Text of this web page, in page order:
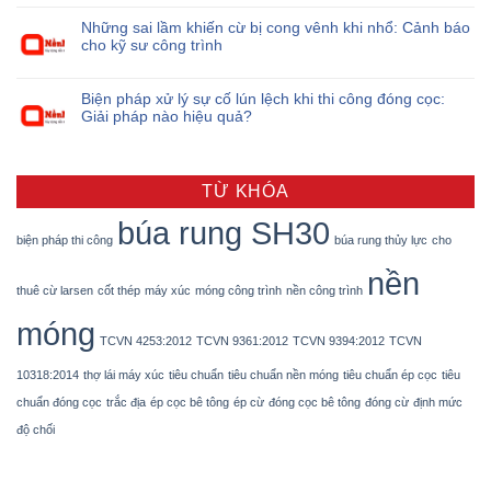
Những sai lầm khiến cừ bị cong vênh khi nhổ: Cảnh báo
cho kỹ sư công trình
Biện pháp xử lý sự cố lún lệch khi thi công đóng cọc:
Giải pháp nào hiệu quả?
TỪ KHÓA
biện pháp thi công búa rung SH30 búa rung thủy lực cho
thuê cừ larsen cốt thép máy xúc móng công trình nền công trình nền
móng TCVN 4253:2012 TCVN 9361:2012 TCVN 9394:2012 TCVN
10318:2014 thợ lái máy xúc tiêu chuẩn tiêu chuẩn nền móng tiêu chuẩn ép cọc tiêu
chuẩn đóng cọc trắc địa ép cọc bê tông ép cừ đóng cọc bê tông đóng cừ định mức
độ chối